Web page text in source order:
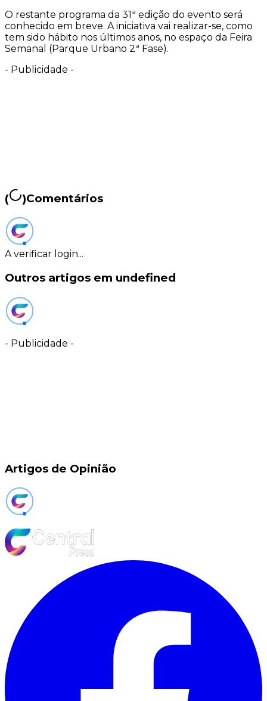
O restante programa da 31ª edição do evento será
conhecido em breve. A iniciativa vai realizar-se, como
tem sido hábito nos últimos anos, no espaço da Feira
Semanal (Parque Urbano 2ª Fase).
- Publicidade -
( )Comentários
A verificar login...
Outros artigos em undefined
- Publicidade -
Artigos de Opinião